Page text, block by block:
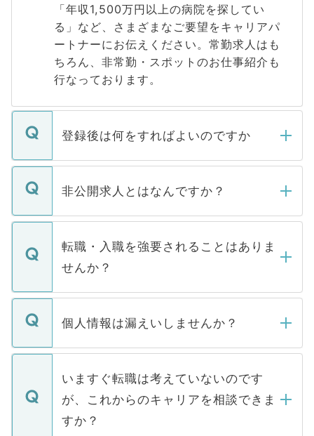
「年収1,500万円以上の病院を探してい
る」など、さまざまなご要望をキャリアパ
ートナーにお伝えください。常勤求人はも
ちろん、非常勤・スポットのお仕事紹介も
行なっております。
登録後は何をすればよいのですか
ご登録いただきましたら、弊社担当者がご
登録内容を確認し、その後メールもしくは
ます。通常、5営業日以内にはご連絡をせて
いただきますので、しばらくお待ちくださ
非公開求人とはなんですか？
マイナビDOCTORで取り扱っている求人の
うち約3割は、Webサイトからご覧いただ
けない「非公開求人」です。非公開求人は
下記の理由によって、一般には公開してい
ません。
■応募殺到を避けるため 人気のある医療機
関を公にしてしまうと、応募が殺到する場
に、医療機関が求める条件に合った人材の
みを人材紹介会社に依頼するケースが増え
ています。
転職・入職を強要されることはありま
せんか？
転職・入職を強要することは一切ありませ
ん。また、仮に応募先から内定をいただい
定を承諾する必要はありません。内定先へ
の辞退の連絡はキャリアパートナーが行い
個人情報は漏えいしませんか？
個人情報が漏えいすることはありませんの
で、ご安心ください。当サイトからの登録
などで収集したご登録者様の個人情報は、
ご本人のキャリアアップおよび転職活動の
支援を目的に使用いたします。お預かりし
いますぐ転職は考えていないのです
が、これからのキャリアを相談できま
すか？